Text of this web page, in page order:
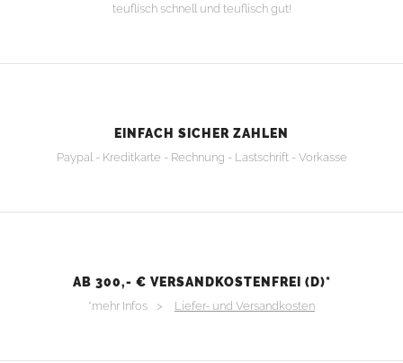
teuflisch schnell und teuflisch gut!
EINFACH SICHER ZAHLEN
Paypal - Kreditkarte - Rechnung - Lastschrift - Vorkasse
AB 300,- € VERSANDKOSTENFREI (D)*
*mehr Infos > Liefer- und Versandkosten